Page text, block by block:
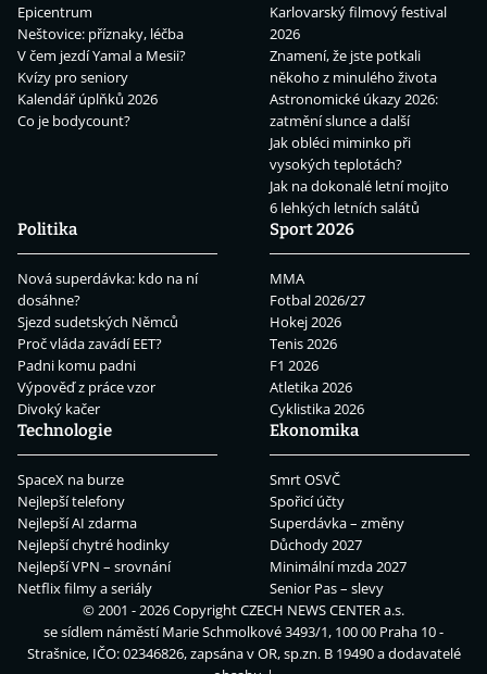
Epicentrum
Neštovice: příznaky, léčba
V čem jezdí Yamal a Mesii?
Kvízy pro seniory
Kalendář úplňků 2026
Co je bodycount?
Karlovarský filmový festival
2026
Znamení, že jste potkali
někoho z minulého života
Astronomické úkazy 2026:
zatmění slunce a další
Jak obléci miminko při
vysokých teplotách?
Jak na dokonalé letní mojito
6 lehkých letních salátů
Politika
Nová superdávka: kdo na ní
dosáhne?
Sjezd sudetských Němců
Proč vláda zavádí EET?
Padni komu padni
Výpověď z práce vzor
Divoký kačer
Sport 2026
MMA
Fotbal 2026/27
Hokej 2026
Tenis 2026
F1 2026
Atletika 2026
Cyklistika 2026
Technologie
SpaceX na burze
Nejlepší telefony
Nejlepší AI zdarma
Nejlepší chytré hodinky
Nejlepší VPN – srovnání
Netflix filmy a seriály
Ekonomika
Smrt OSVČ
Spořicí účty
Superdávka – změny
Důchody 2027
Minimální mzda 2027
Senior Pas – slevy
© 2001 - 2026 CopyrightCZECH NEWS CENTER a.s.
se sídlem náměstí Marie Schmolkové 3493/1, 100 00 Praha 10 -
Strašnice, IČO: 02346826, zapsána v OR, sp.zn. B 19490 a dodavatelé